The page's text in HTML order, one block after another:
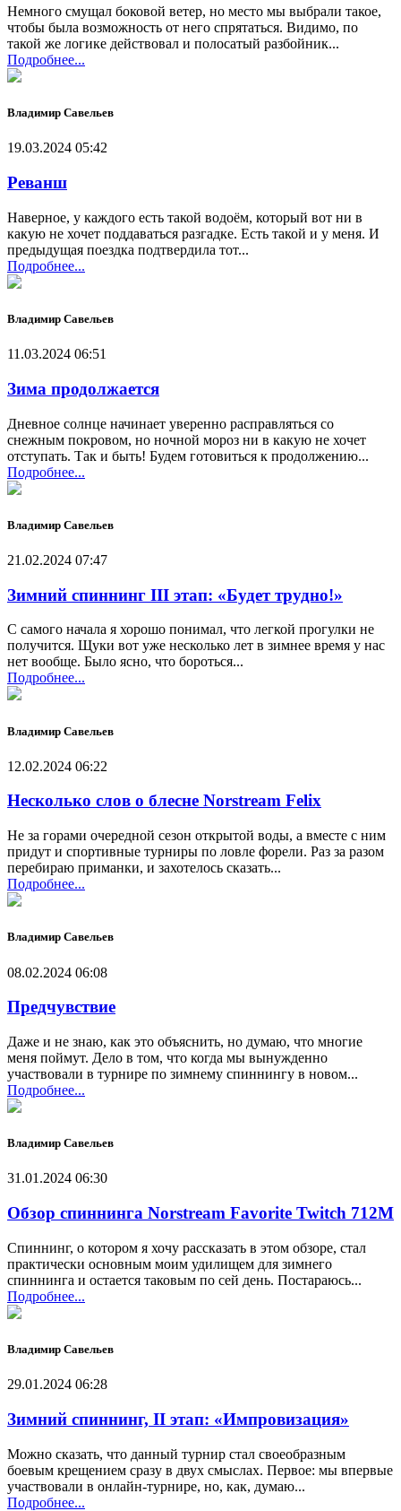
Немного смущал боковой ветер, но место мы выбрали такое,
чтобы была возможность от него спрятаться. Видимо, по
такой же логике действовал и полосатый разбойник...
Подробнее...
Владимир Савельев
19.03.2024 05:42
Реванш
Наверное, у каждого есть такой водоём, который вот ни в
какую не хочет поддаваться разгадке. Есть такой и у меня. И
предыдущая поездка подтвердила тот...
Подробнее...
Владимир Савельев
11.03.2024 06:51
Зима продолжается
Дневное солнце начинает уверенно расправляться со
снежным покровом, но ночной мороз ни в какую не хочет
отступать. Так и быть! Будем готовиться к продолжению...
Подробнее...
Владимир Савельев
21.02.2024 07:47
Зимний спиннинг III этап: «Будет трудно!»
С самого начала я хорошо понимал, что легкой прогулки не
получится. Щуки вот уже несколько лет в зимнее время у нас
нет вообще. Было ясно, что бороться...
Подробнее...
Владимир Савельев
12.02.2024 06:22
Несколько слов о блесне Norstream Felix
Не за горами очередной сезон открытой воды, а вместе с ним
придут и спортивные турниры по ловле форели. Раз за разом
перебираю приманки, и захотелось сказать...
Подробнее...
Владимир Савельев
08.02.2024 06:08
Предчувствие
Даже и не знаю, как это объяснить, но думаю, что многие
меня поймут. Дело в том, что когда мы вынужденно
участвовали в турнире по зимнему спиннингу в новом...
Подробнее...
Владимир Савельев
31.01.2024 06:30
Обзор спиннинга Norstream Favorite Twitch 712M
Спиннинг, о котором я хочу рассказать в этом обзоре, стал
практически основным моим удилищем для зимнего
спиннинга и остается таковым по сей день. Постараюсь...
Подробнее...
Владимир Савельев
29.01.2024 06:28
Зимний спиннинг, II этап: «Импровизация»
Можно сказать, что данный турнир стал своеобразным
боевым крещением сразу в двух смыслах. Первое: мы впервые
участвовали в онлайн-турнире, но, как, думаю...
Подробнее...